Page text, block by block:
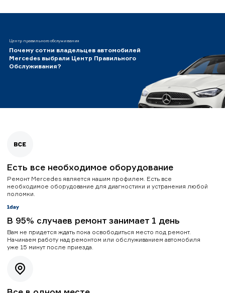
Центр правильного обслуживания
Почему сотни владельцев автомобилей
Mercedes выбрали Центр Правильного
Обслуживания?
Есть все необходимое оборудование
Ремонт Mercedes является нашим профилем. Есть все
необходимое оборудование для диагностики и устранения любой
поломки.
В 95% случаев ремонт занимает 1 день
Вам не придется ждать пока освободиться место под ремонт.
Начинаем работу над ремонтом или обслуживанием автомобиля
уже 15 минут после приезда.